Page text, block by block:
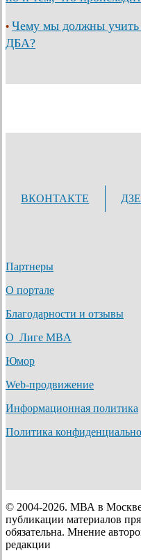
• Чему мы должны
ДБА?
ВКОНТАКТЕ
Партнеры
О портале
Благодарности и отзывы
О Лиге MBA
Юмор
Web-продвижение
Информационная политика
Политика
© 2004-2026. МВА в
публикации материалов
обязательна. Мнение
редакции